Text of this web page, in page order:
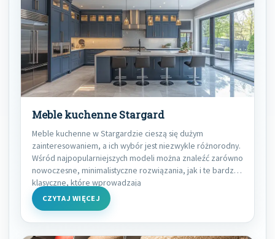
Meble kuchenne Stargard
Meble kuchenne w Stargardzie cieszą się dużym
zainteresowaniem, a ich wybór jest niezwykle różnorodny.
Wśród najpopularniejszych modeli można znaleźć zarówno
nowoczesne, minimalistyczne rozwiązania, jak i te bardziej
klasyczne, które wprowadzają
CZYTAJ WIĘCEJ